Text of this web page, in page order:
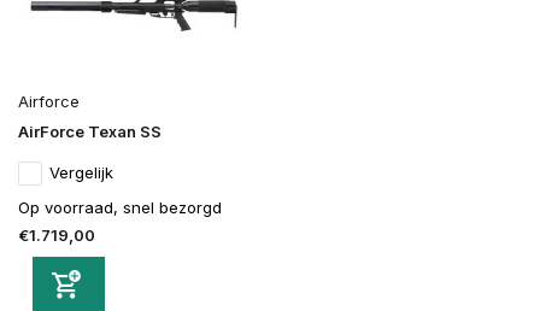
Airforce
AirForce Texan SS
Vergelijk
Op voorraad, snel bezorgd
€1.719,00